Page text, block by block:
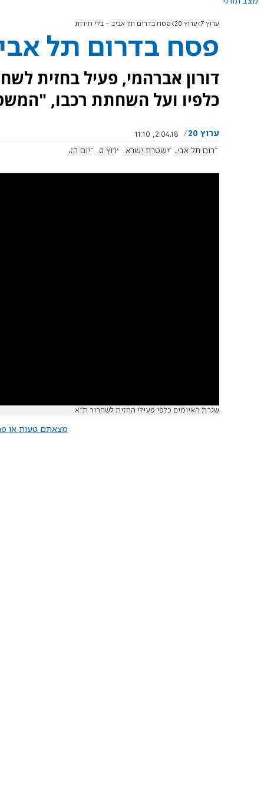
ערוץ 7 ערוץ 20 פסח בדרום תל אביב - בלי חירות
פסח בדרום תל
דורון אברהמי, פעיל בחזית
כלפיו ועל השחתת רכבו,
ערוץ 20
2.04.18, 11:10
דרום תל אביב משטרת ישראל ערוץ 20 היום הזה
שגרת האיומים כלפי פעילי החזית לשחרור ת"א
מצאתם טעות או